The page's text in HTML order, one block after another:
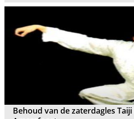
Behoud van de zaterdagles